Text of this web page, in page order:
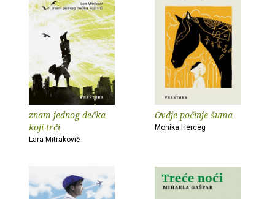
znam jednog dečka
koji trči
Lara Mitraković
Ovdje počinje šuma
Monika Herceg